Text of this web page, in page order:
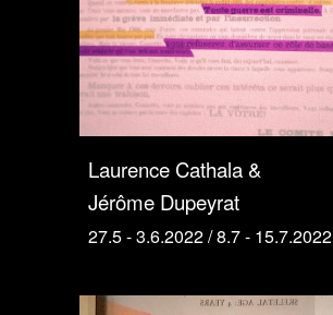
Laurence Cathala &
Jérôme Dupeyrat
27.5 - 3.6.2022 / 8.7 - 15.7.2022